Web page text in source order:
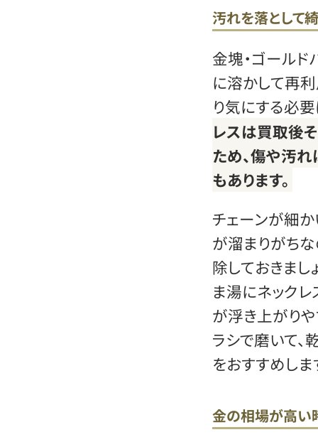
汚れを落として
金塊・ゴールド
に溶かして再
り気にする必要
レスは買取後
ため、傷や汚
もあります。
チェーンが細
が溜まりがち
除しておきまし
ま湯にネック
が浮き上がりや
ラシで磨いて
をおすすめしま
金の相場が高い